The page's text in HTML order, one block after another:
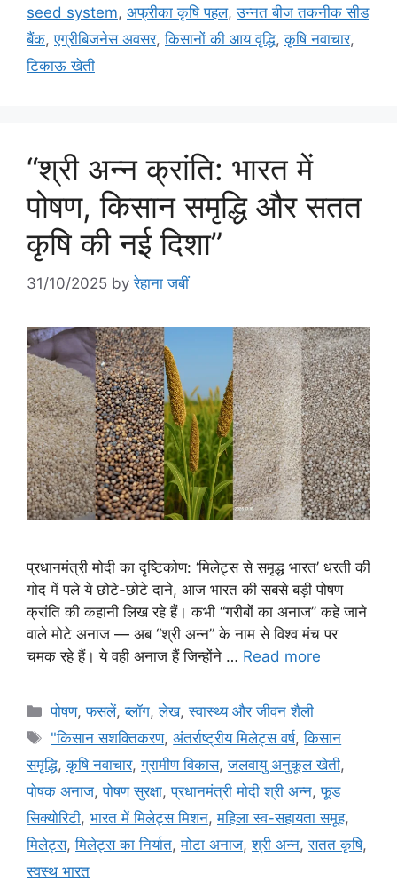
seed system, अफ्रीका कृषि पहल,उन्नत बीज तकनीक सीड
बैंक,एग्रीबिजनेस अवसर,किसानों की आय वृद्धि,कृषि नवाचार,
टिकाऊ खेती
“श्री अन्न क्रांति: भारत में
पोषण, किसान समृद्धि और सतत
कृषि की नई दिशा”
31/10/2025 byरेहाना जबीं
प्रधानमंत्री मोदी का दृष्टिकोण: ‘मिलेट्स से समृद्ध भारत’ धरती की
गोद में पले ये छोटे-छोटे दाने, आज भारत की सबसे बड़ी पोषण
क्रांति की कहानी लिख रहे हैं। कभी “गरीबों का अनाज” कहे जाने
वाले मोटे अनाज — अब “श्री अन्न” के नाम से विश्व मंच पर
चमक रहे हैं। ये वही अनाज हैं जिन्होंने … Read more
पोषण,फसलें,ब्लॉग,लेख,स्वास्थ्य और जीवन शैली
"किसान सशक्तिकरण,अंतर्राष्ट्रीय मिलेट्स वर्ष,किसान
समृद्धि,कृषि नवाचार,ग्रामीण विकास,जलवायु अनुकूल खेती,
पोषक अनाज,पोषण सुरक्षा,प्रधानमंत्री मोदी श्री अन्न,फूड
सिक्योरिटी, भारत में मिलेट्स मिशन,महिला स्व-सहायता समूह,
मिलेट्स,मिलेट्स का निर्यात,मोटा अनाज,श्री अन्न,सतत कृषि,
स्वस्थ भारत